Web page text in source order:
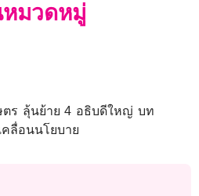
มวดหมู่
ตร ลุ้นย้าย 4 อธิบดีใหญ่ บท
คลื่อนนโยบาย